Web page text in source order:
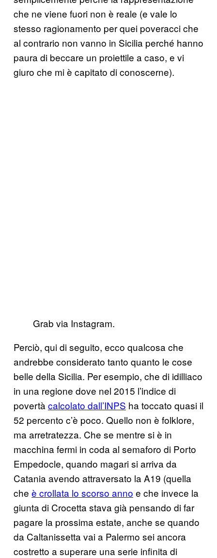
che ne viene fuori non è reale (e vale lo
stesso ragionamento per quei poveracci che
al contrario non vanno in Sicilia perché hanno
paura di beccare un proiettile a caso, e vi
giuro che mi è capitato di conoscerne).
Grab via Instagram.
Perciò, qui di seguito, ecco qualcosa che
andrebbe considerato tanto quanto le cose
belle della Sicilia. Per esempio, che di idilliaco
in una regione dove nel 2015 l’indice di
povertà calcolato dall’INPS ha toccato quasi il
52 percento c’è poco. Quello non è folklore,
ma arretratezza. Che se mentre si è in
macchina fermi in coda al semaforo di Porto
Empedocle, quando magari si arriva da
Catania avendo attraversato la A19 (quella
che è crollata lo scorso anno e che invece la
giunta di Crocetta stava già pensando di far
pagare la prossima estate, anche se quando
da Caltanissetta vai a Palermo sei ancora
costretto a superare una serie infinita di